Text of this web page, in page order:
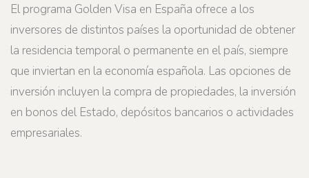
El programa Golden Visa en España ofrece a los
inversores de distintos países la oportunidad de obtener
la residencia temporal o permanente en el país, siempre
que inviertan en la economía española. Las opciones de
inversión incluyen la compra de propiedades, la inversión
en bonos del Estado, depósitos bancarios o actividades
empresariales.